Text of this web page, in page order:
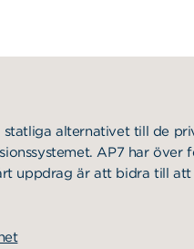
statliga alternativet till de
AP7 har över
uppdrag är att bidra till